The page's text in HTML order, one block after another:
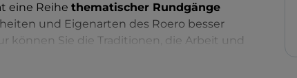
eine Reihe thematischer Rundgänge
und Eigenarten des Roero besser
können Sie die Traditionen, die Arbeit und